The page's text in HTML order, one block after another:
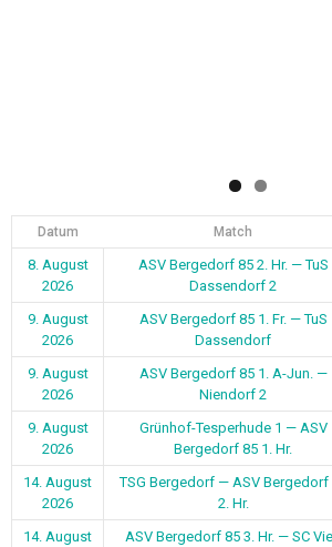
Datum Match
8. August
2026
ASV Bergedorf 85 2. Hr. — TuS
Dassendorf 2
9. August
2026
ASV Bergedorf 85 1. Fr. — TuS
Dassendorf
9. August
2026
ASV Bergedorf 85 1. A-Jun. —
Niendorf 2
9. August
2026
Grünhof-Tesperhude 1 — ASV
Bergedorf 85 1. Hr.
14. August
2026
TSG Bergedorf — ASV Bergedorf
2. Hr.
14. August
ASV Bergedorf 85 3. Hr. — SC